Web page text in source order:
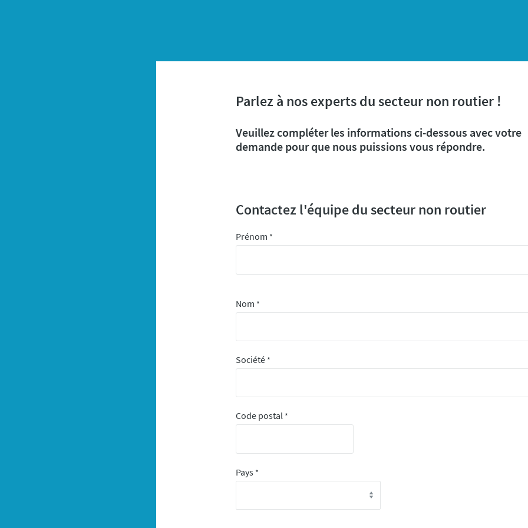
Parlez à nos experts du secteur non routier !
Veuillez compléter les informations ci-dessous avec votre
demande pour que nous puissions vous répondre.
Contactez l'équipe du secteur non routier
Prénom *
Nom *
Société *
Code postal *
Pays *